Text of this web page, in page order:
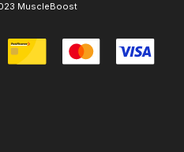
MuscleBoost